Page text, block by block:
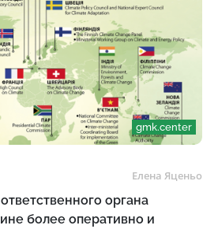
gmk.center
Елена Яценьо
органа
более оперативно и